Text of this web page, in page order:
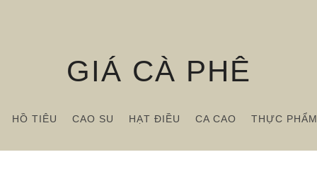
GIÁ CÀ PHÊ
HỒ TIÊU CAO SU HẠT ĐIỀU CA CAO THỰC PHẨM